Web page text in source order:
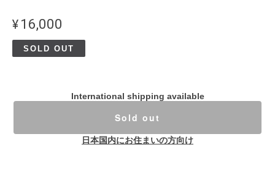
¥16,000
SOLD OUT
International shipping available
Sold out
日本国内にお住まいの方向け